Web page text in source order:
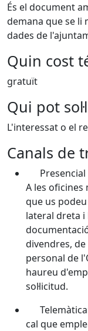
És el document
demana que se li
dades de
Quin cost
gratuït
Qui pot
L'interessat o el
Canals de
Presencial
A les
que us
lateral dreta
divendres, de
personal de
haureu
sol·licitud.
cal que